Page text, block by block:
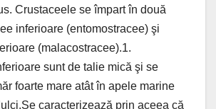
Crustaceele se împart în două
inferioare (entomostracee) şi
(malacostracee).1.
sunt de talie mică şi se
foarte mare atât în apele marine
caracterizează prin aceea că